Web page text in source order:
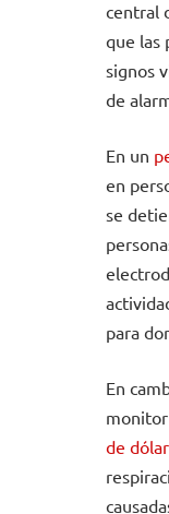
central
que las
signos
de
En un
en
se
para
En
de